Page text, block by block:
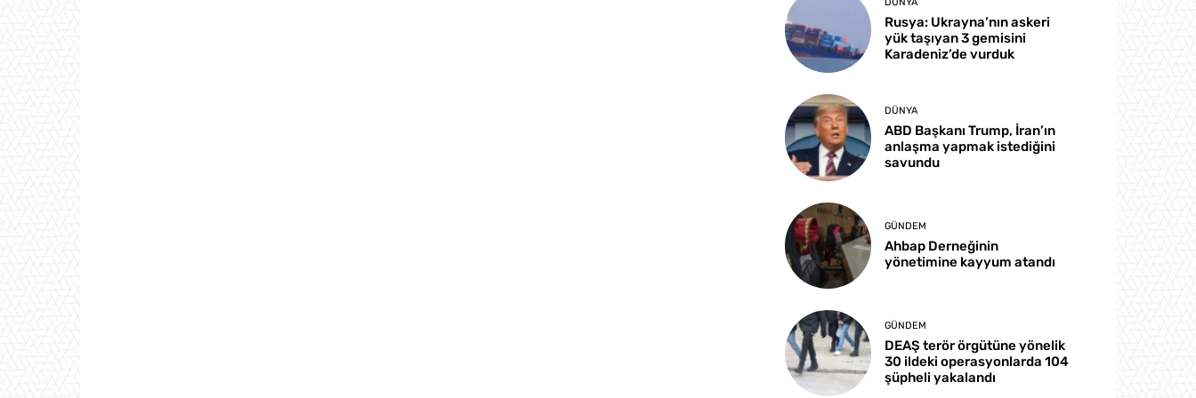
DÜNYA
Rusya: Ukrayna’nın askeri
yük taşıyan 3 gemisini
Karadeniz’de vurduk
DÜNYA
ABD Başkanı Trump, İran’ın
anlaşma yapmak istediğini
savundu
GÜNDEM
Ahbap Derneğinin
yönetimine kayyum atandı
GÜNDEM
DEAŞ terör örgütüne yönelik
30 ildeki operasyonlarda 104
şüpheli yakalandı